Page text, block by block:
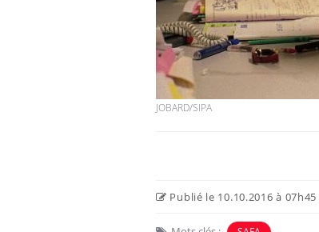
JOBARD/SIPA
Publié le 10.10.2016 à 07h45